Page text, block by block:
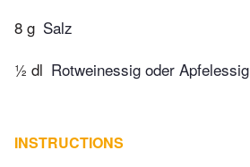
8 g Salz
½ dl Rotweinessig oder Apfelessig
INSTRUCTIONS